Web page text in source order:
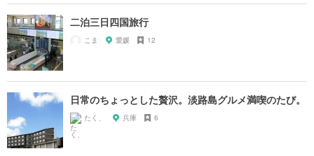
二泊三日四国旅行
こま 愛媛 12
日常のちょっとした贅沢。淡路島グルメ満喫のたび。
たく、 兵庫 6